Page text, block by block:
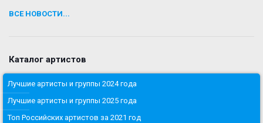
ВСЕ НОВОСТИ...
Каталог артистов
Лучшие артисты и группы 2024 года
Лучшие артисты и группы 2025 года
Топ Российских артистов за 2021 год